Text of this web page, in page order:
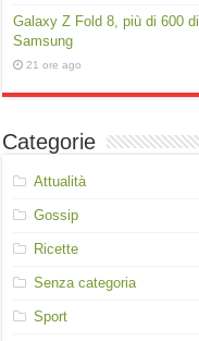
Galaxy Z Fold 8, più di 600
Samsung
21 ore ago
Categorie
Attualità
Gossip
Ricette
Senza categoria
Sport